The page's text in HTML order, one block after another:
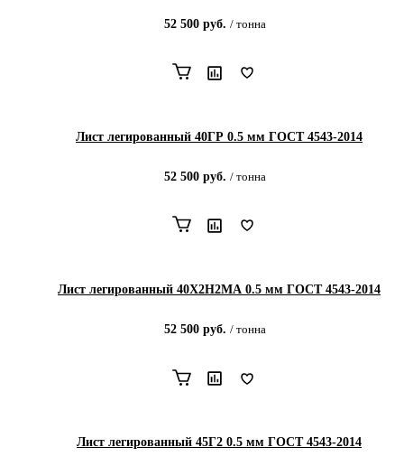
52 500руб. / тонна
Лист легированный 40ГР 0.5 мм ГОСТ 4543-2014
52 500руб. / тонна
Лист легированный 40Х2Н2МА 0.5 мм ГОСТ 4543-2014
52 500руб. / тонна
Лист легированный 45Г2 0.5 мм ГОСТ 4543-2014